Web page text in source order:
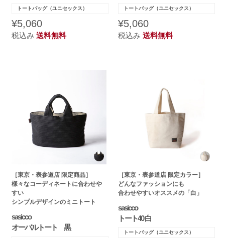
トートバッグ（ユニセックス）
¥5,060
税込み送料無料
トートバッグ（ユニセックス）
¥5,060
税込み送料無料
［東京・表参道店 限定商品］
様々なコーディネートに合わせや
すい
シンプルデザインのミニトート
sasicco
オーバルトート 黒
［東京・表参道店 限定カラー］
どんなファッションにも
合わせやすいオススメの「白」
sasicco
トート40 白
トートバッグ（ユニセックス）